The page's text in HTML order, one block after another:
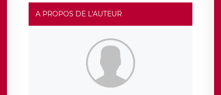
rue Léopold Sédar Senghor, joignable à l’adresse mail :
responsabledetraitement@legavox.fr. Vous avez
également le droit d’introduire une réclamation auprès
d’une autorité de contrôle.
A PROPOS DE L'AUTEUR